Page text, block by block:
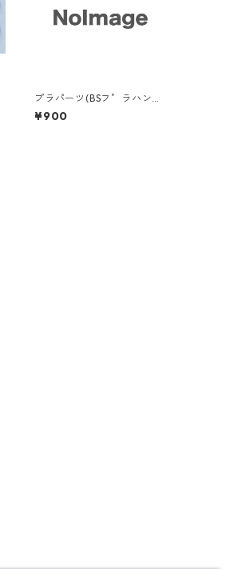
プラパーツ(BSフ゜ラハンマ
ー用)13mm <１個>【ART17
901】
¥900